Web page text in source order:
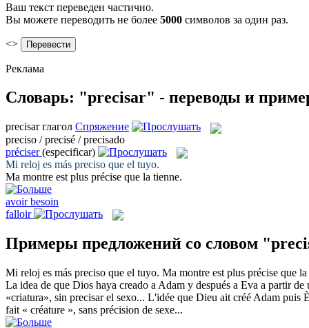
Ваш текст переведен частично.
Вы можете переводить не более 5000 символов за один раз.
<>
Реклама
Словарь: "precisar" - переводы и
precisar глагол Спряжение
preciso / precisé / precisado
préciser (especificar)
Mi reloj es más preciso que el tuyo.
Ma montre est plus précise que la tienne.
avoir besoin
falloir
Примеры предложений со словом
Mi reloj es más preciso que el tuyo. Ma montre est plus précise que
La idea de que Dios haya creado a Adam y después a Eva a partir
«criatura», sin precisarel sexo... L'idée que Dieu ait créé Adam puis
fait « créature », sans précision de sexe...